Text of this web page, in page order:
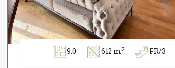
9.0 612 m2 PR/3